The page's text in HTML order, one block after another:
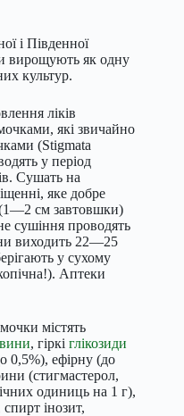
і Південної
вирощують як одну
культур.
ліків
які звичайно
(Stigmata
у період
Сушать на
яке добре
см завтовшки)
сушіння проводять
виходить 22—25
у сухому
Аптеки
містять
, гіркі глікозиди
0,5%), ефірну (до
(стигмастерол,
одиниць на 1 г),
інозит,